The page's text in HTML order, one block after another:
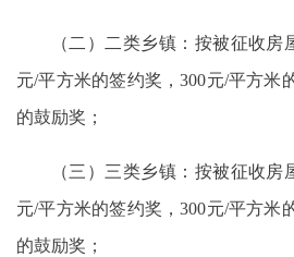
（二）二类乡镇：按被征收房
元/平方米的签约奖，300元/平方米
的鼓励奖；
（三）三类乡镇：按被征收房
元/平方米的签约奖，300元/平方米
的鼓励奖；